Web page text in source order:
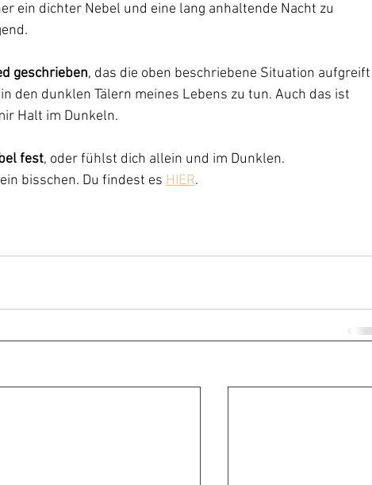
ein dichter Nebel und eine lang anhaltende Nacht zu
geschrieben, das die oben beschriebene Situation aufgreift
den dunklen Tälern meines Lebens zu tun. Auch das ist
Halt im Dunkeln.
fest, oder fühlst dich allein und im Dunklen.
bisschen. Du findest es HIER.